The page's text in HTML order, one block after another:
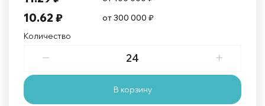
10.62 ₽
от 300 000 ₽
Количество
В корзину